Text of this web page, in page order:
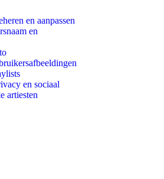
en aanpassen
en
en sociaal
artiesten